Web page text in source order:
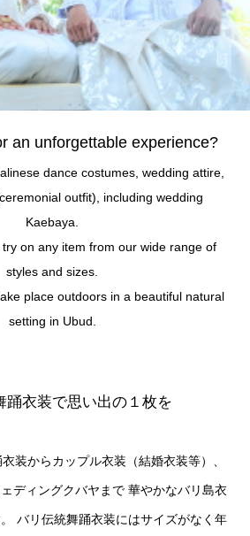
an unforgettable experience?
dance costumes, wedding attire,
outfit), including wedding
Kaebaya.
on any item from our wide range of
styles and sizes.
place outdoors in a beautiful natural
setting in Ubud.
踊衣装で思い出の１枚を
装からカップル衣装（結婚衣装等）、
ディングクバヤまで 華やかなバリ島衣
バリ伝統舞踊衣装にはサイズがなく年